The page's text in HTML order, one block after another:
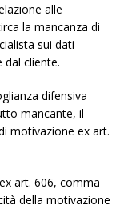
alle
la mancanza di
sui dati
cliente.
difensiva
mancante, il
motivazione ex art.
art. 606, comma
della motivazione